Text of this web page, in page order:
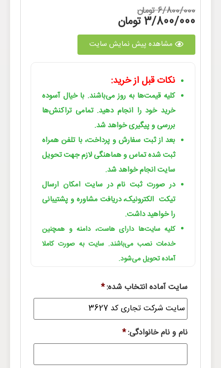
6/800/000 تومان
3/800/000 تومان
مشاهده پیش نمایش سایت
نکات قبل از خرید:
کلیه قیمت‌ها به روز می‌باشند. با خیال آسوده
خرید خود را انجام دهید. تمامی تراکنش‌ها
بررسی و پیگیری خواهد شد.
بعد از ثبت سفارش و پرداخت، با تلفن همراه
ثبت شده تماس و هماهنگی لازم جهت تحویل
سایت انجام خواهد شد.
در صورت ثبت نام در سایت امکان ارسال
تیکت الکترونیک، دریافت مشاوره و پشتیبانی
را خواهید داشت.
کلیه سایت‌ها دارای هاست، دامنه و همچنین
خدمات نصب می‌باشند. سایت به صورت کاملا
آماده تحویل می‌شود.
سایت آماده انتخاب شده:*
نام و نام خانوادگی:*